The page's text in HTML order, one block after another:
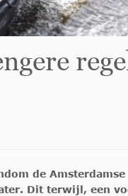
de
Dit terwijl, een